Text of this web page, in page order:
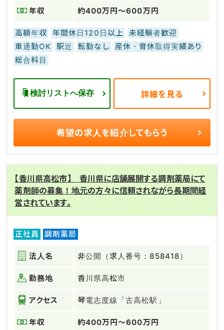
年収 約400万円～600万円
高額年収 年間休日120日以上
未経験者歓迎
車通勤OK
駅近 転勤なし
産休・育休取得実績あり
総合科目
検討リストへ保存 詳細を見る
希望の求人を紹介してもらう
【香川県高松市】 香川県に店舗展開する調剤薬局にて
薬剤師の募集！地元の方々に信頼されながら長期間経
営されています。
正社員 調剤薬局
法人名 非公開（求人番号：858418）
勤務地 香川県高松市
アクセス 琴電志度線「古高松駅」
年収 約400万円～600万円